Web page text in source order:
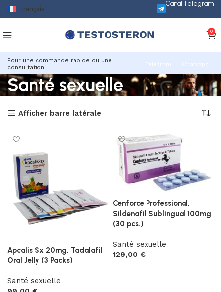
Français
Canal Telegram
0
Pour une commande rapide ou une
consultation
Telegram Whatsapp
Santé sexuelle
Afficher barre latérale
Apcalis Sx 20mg, Tadalafil
Oral Jelly (3 Packs)
Santé sexuelle
Cenforce Professional,
Sildenafil Sublingual 100mg
(30 pcs.)
Santé sexuelle
129,00 €